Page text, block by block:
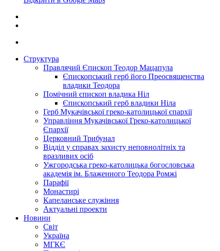
Структура
Правлячий Єпископ Теодор Мацапула
Єпископський герб його Преосвященства
владики Теодора
Помічний єпископ владика Ніл
Єпископський герб владики Ніла
Герб Мукачівської греко-католицької єпархії
Управління Мукачівської Греко-католицької
Єпархії
Церковний Трибунал
Відділ у справах захисту неповнолітніх та
вразливих осіб
Ужгородська греко-католицька богословська
академія ім. Блаженного Теодора Ромжі
Парафії
Монастирі
Капеланське служіння
Актуальні проекти
Новини
Світ
Україна
МГКЄ